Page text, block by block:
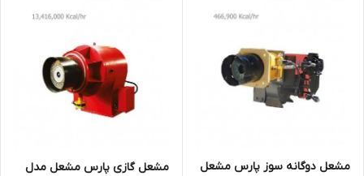
مشعل دوگانه سوز پارس مشعل
مشعل گازی پارس مشعل مدل